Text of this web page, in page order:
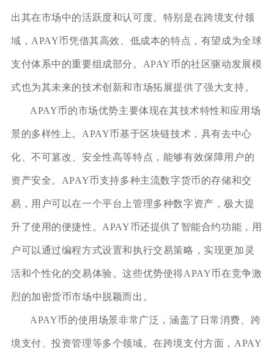
出其在市场中的活跃度和认可度。特别是在跨境支付领
域，APAY币凭借其高效、低成本的特点，有望成为全球
支付体系中的重要组成部分。APAY币的社区驱动发展模
式也为其未来的技术创新和市场拓展提供了强大支持。
APAY币的市场优势主要体现在其技术特性和应用场
景的多样性上。APAY币基于区块链技术，具有去中心
化、不可篡改、安全性高等特点，能够有效保障用户的
资产安全。APAY币支持多种主流数字货币的存储和交
易，用户可以在一个平台上管理多种数字资产，极大提
升了使用的便捷性。APAY币还提供了智能合约功能，用
户可以通过编程方式设置和执行交易策略，实现更加灵
活和个性化的交易体验。这些优势使得APAY币在竞争激
烈的加密货币市场中脱颖而出。
APAY币的使用场景非常广泛，涵盖了日常消费、跨
境支付、投资管理等多个领域。在跨境支付方面，APAY